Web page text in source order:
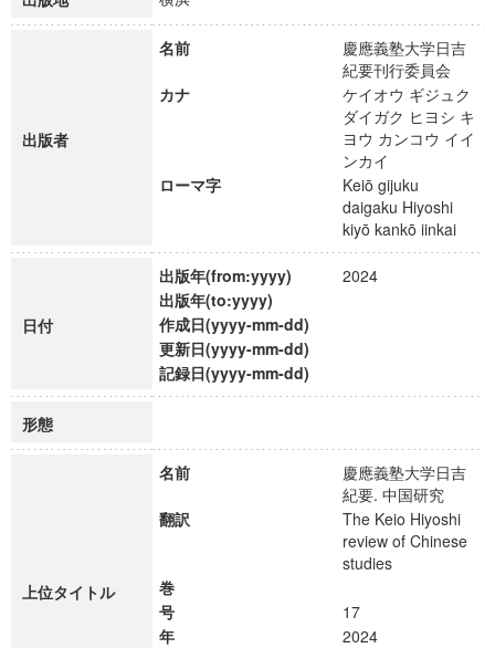
出版者
名前
慶應義塾大学日吉
紀要刊行委員会
カナ
ケイオウ ギジュク
ダイガク ヒヨシ キ
ヨウ カンコウ イイ
ンカイ
ローマ字
Keiō gijuku
daigaku Hiyoshi
kiyō kankō iinkai
日付
出版年(from:yyyy)
2024
出版年(to:yyyy)
作成日(yyyy-mm-dd)
更新日(yyyy-mm-dd)
記録日(yyyy-mm-dd)
形態
上位タイトル
名前
慶應義塾大学日吉
紀要. 中国研究
翻訳
The Keio Hiyoshi
review of Chinese
studies
巻
号
17
年
2024